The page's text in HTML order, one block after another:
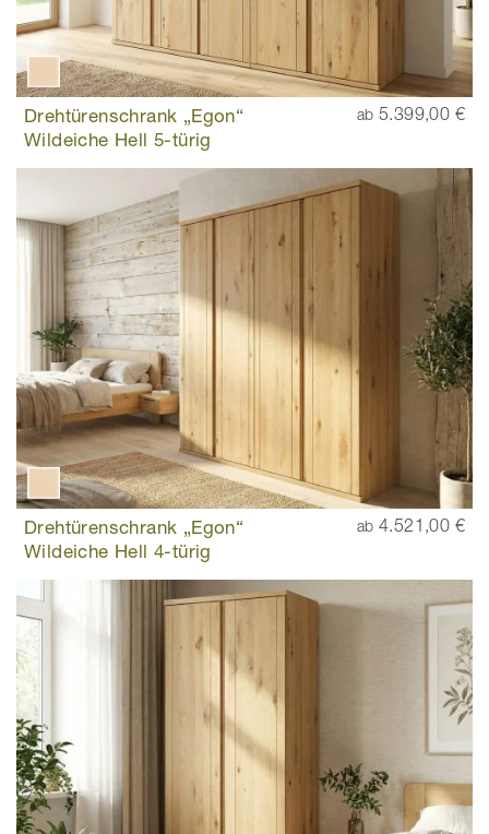
Drehtürenschrank „Egon“
Wildeiche Hell 5-türig
ab 5.399,00 €
Drehtürenschrank „Egon“
Wildeiche Hell 4-türig
ab 4.521,00 €